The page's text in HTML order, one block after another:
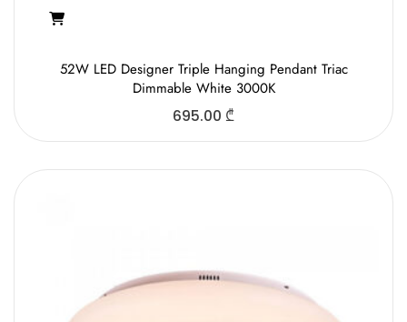
52W LED Designer Triple Hanging Pendant Triac
Dimmable White 3000K
695.00 ₾